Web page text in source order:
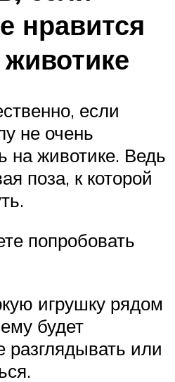
нравится
если
не очень
на животике. Ведь
поза, к которой
попробовать
игрушку рядом
будет
разглядывать или